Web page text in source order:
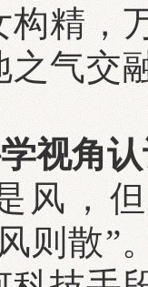
构精，
之气交
角认
风，
则散”